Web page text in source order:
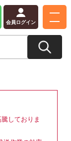
会員ログイン
しておりま